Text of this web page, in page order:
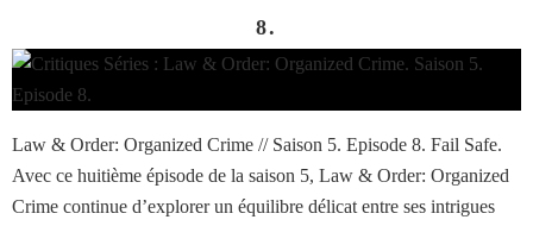
8.
Law & Order: Organized Crime // Saison 5. Episode 8. Fail Safe.
Avec ce huitième épisode de la saison 5, Law & Order: Organized
Crime continue d’explorer un équilibre délicat entre ses intrigues